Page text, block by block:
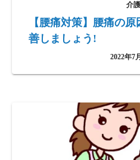
介護
【腰痛対策】腰痛の
善しましょう!
2022年7